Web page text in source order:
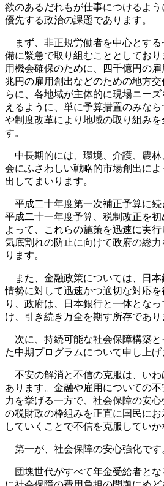
欲のあるだれもが仕事につけるよ
優先する政治の課題であります。
まず、非正規労働者を中心とする
備に緊急で取り組むこととしてお
用機会確保のために、四千億円の
兆円の雇用創出などのための地方
らに、各地域が主体的に現場ニー
えるように、単に予算措置のみな
や制度改革により地域の取り組み
す。
中長期的には、環境、介護、農林
会にふさわしい戦略的市場創出に
出してまいります。
平成二十年度第一次補正予算に続
平成二十一年度予算、税制改正を
よって、これらの施策を迅速に実
気底割れの防止に向けて政府の総
ります。
また、金融政策については、日本
情勢に対して迅速かつ適切な対応
り、政府は、日本銀行と一体とな
け、引き続き万全を期す所存であり
次に、持続可能な社会保障構築と
た中期プログラムについて申し上げ
不安の解消と不信の克服は、いわ
あります。金融や雇用についての
力を挙げる一方で、社会保障の安
の税財政の枠組みを正直に国民に
していくことで不信を克服していか
第一が、社会保障の安心強化です
団塊世代がすべて年金受給者とな